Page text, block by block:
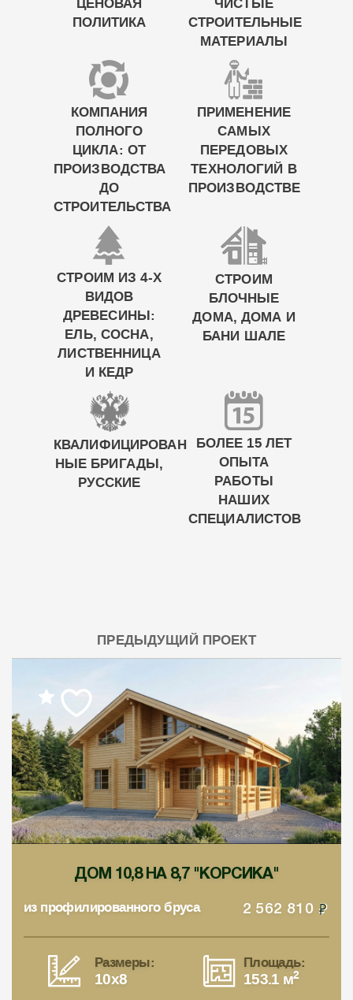
ПОЛИТИКА
СТРОИТЕЛЬНЫЕ
МАТЕРИАЛЫ
КОМПАНИЯ
ПОЛНОГО
ЦИКЛА: ОТ
ПРОИЗВОДСТВА
ДО
СТРОИТЕЛЬСТВА
ПРИМЕНЕНИЕ
САМЫХ
ПЕРЕДОВЫХ
ТЕХНОЛОГИЙ В
ПРОИЗВОДСТВЕ
СТРОИМ ИЗ 4-Х
ВИДОВ
ДРЕВЕСИНЫ:
ЕЛЬ, СОСНА,
ЛИСТВЕННИЦА
И КЕДР
СТРОИМ
БЛОЧНЫЕ
ДОМА, ДОМА И
БАНИ ШАЛЕ
КВАЛИФИЦИРОВАН
НЫЕ БРИГАДЫ,
РУССКИЕ
БОЛЕЕ 15 ЛЕТ
ОПЫТА
РАБОТЫ
НАШИХ
СПЕЦИАЛИСТОВ
ПРЕДЫДУЩИЙ ПРОЕКТ
ДОМ 10,8 НА 8,7 "КОРСИКА"
из профилированного бруса 2 562 810
Размеры:
10x8
Площадь:
153.1 м2